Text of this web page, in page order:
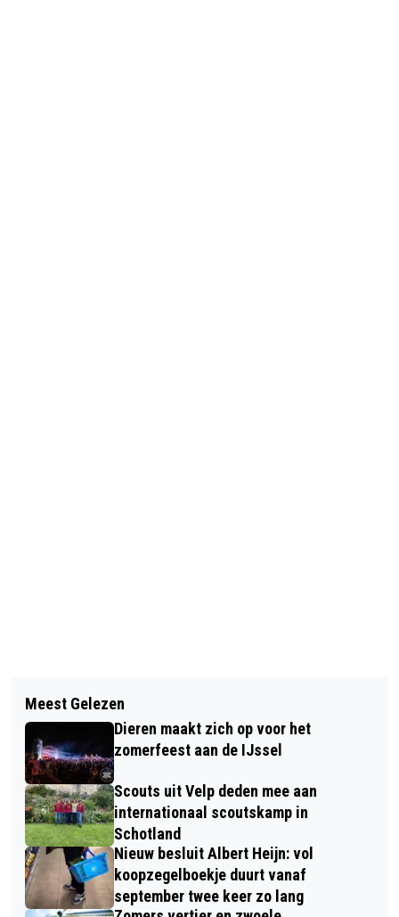
PROVINCIE & TRAVERSE DIEREN
ORGANISEREN PUBLIEKSMIDDAG
ARCHEOLOGIE
RHEDEN NIEUWS EET JOODSE
PENICILLINE
Meest Gelezen
Dieren maakt zich op voor het
zomerfeest aan de IJssel
Scouts uit Velp deden mee aan
internationaal scoutskamp in
Schotland
Nieuw besluit Albert Heijn: vol
koopzegelboekje duurt vanaf
september twee keer zo lang